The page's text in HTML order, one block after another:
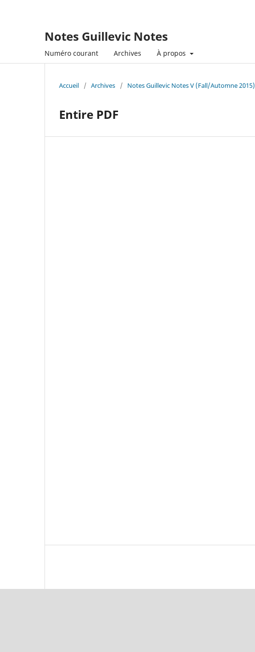
Notes Guillevic Notes
Numéro courant Archives À propos
Accueil / Archives / Notes Guillevic Notes V (Fall/Automne 2015)
Entire PDF